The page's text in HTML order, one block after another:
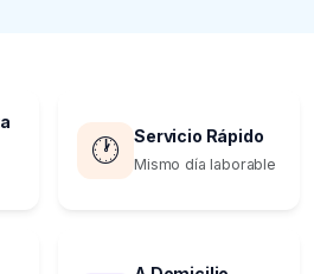
🕐 Servicio Rápido
Mismo día laborable